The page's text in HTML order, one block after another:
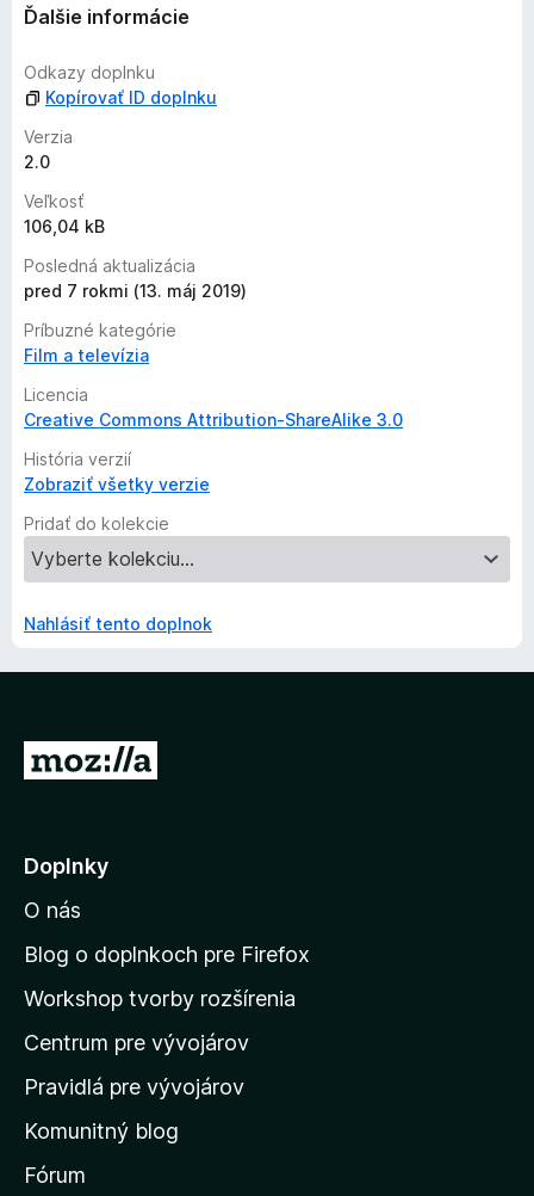
ľ
e
e
o
o
d
n
o
e
n
ý
Ďalšie informácie
Odkazy doplnku
Kopírovať ID doplnku
Verzia
2.0
Veľkosť
106,04 kB
Posledná aktualizácia
pred 7 rokmi (13. máj 2019)
Príbuzné kategórie
Film a televízia
Licencia
Creative Commons Attribution-ShareAlike 3.0
História verzií
Zobraziť všetky verzie
Pridať do kolekcie
Nahlásiť tento doplnok
P
j
ť
n
d
o
m
v
s
Doplnky
O nás
Blog o doplnkoch pre Firefox
Workshop tvorby rozšírenia
Centrum pre vývojárov
Pravidlá pre vývojárov
Komunitný blog
Fórum